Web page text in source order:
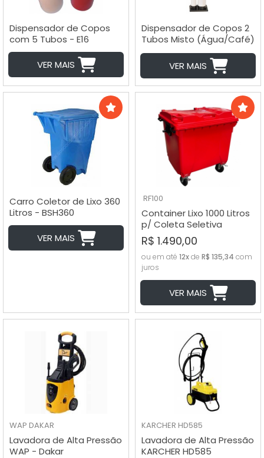
Dispensador de Copos
com 5 Tubos - E16
VER MAIS
Dispensador de Copos 2
Tubos Misto (Água/Café)
- E14
VER MAIS
Carro Coletor de Lixo 360
Litros - BSH360
VER MAIS
RF100
Container Lixo 1000 Litros
p/ Coleta Seletiva
R$ 1.490,00
ou em até 12xde R$ 135,34 com
juros
VER MAIS
WAP DAKAR
Lavadora de Alta Pressão
WAP - Dakar
KARCHER HD585
Lavadora de Alta Pressão
KARCHER HD585